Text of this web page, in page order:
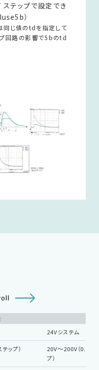
）
じ値のtdを指定して
プ回路の影響で5bのtd
24Vシステム
ップ）
20V〜200V（0.5V
プ）